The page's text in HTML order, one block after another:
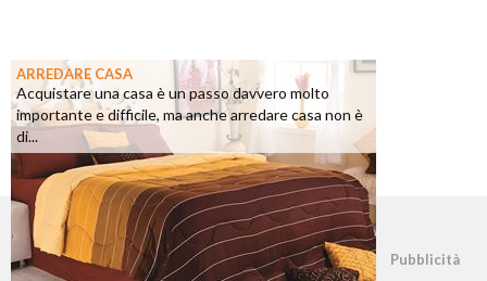
ARREDARE CASA
Acquistare una casa è un passo davvero molto
importante e difficile, ma anche arredare casa non è
di...
©2026 - casapratica.net - p.iva 03338800984 Pubblicità